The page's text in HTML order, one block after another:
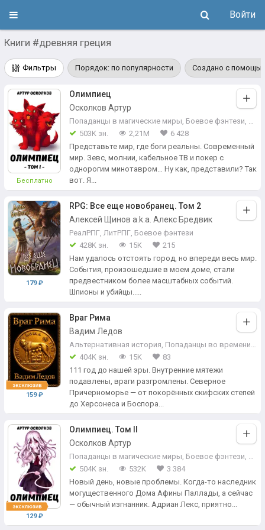
Войти
Книги #древняя греция
Фильтры Порядок: по популярности Создано с
Бесплатно
Олимпиец
Осколков Артур
Попаданцы в магические миры, Боевое фэнтези,
503K зн.
2,21М
6 428
Представьте мир, где боги реальны. Современный
мир. Зевс, молнии, кабельное ТВ и покер с
однорогим минотавром… Ну как, представили? Так
вот. Я...
179 ₽
RPG: Все еще новобранец. Том 2
Алексей Щинов a.k.a. Алекс Бредвик
РеалРПГ, ЛитРПГ, Боевое фэнтези
428K зн.
15K
215
Нам удалось отстоять город, но впереди весь мир.
События, произошедшие в моем доме, стали
предвестником более масштабных событий.
Шпионы и убийцы.....
159 ₽
Враг Рима
Вадим Ледов
Альтернативная история, Попаданцы во времени,
404K зн.
15K
83
111 год до нашей эры. Внутренние мятежи
подавлены, враги разгромлены. Северное
Причерноморье — от покорённых скифских степей
до Херсонеса и Боспора...
129 ₽
Олимпиец. Том II
Осколков Артур
Попаданцы в магические миры, Боевое фэнтези,
504K зн.
532K
3 384
Новый день, новые проблемы. Когда-то наследник
могущественного Дома Афины Паллады, а сейчас
— обычный изгнанник. Адриан Лекс, приятно...